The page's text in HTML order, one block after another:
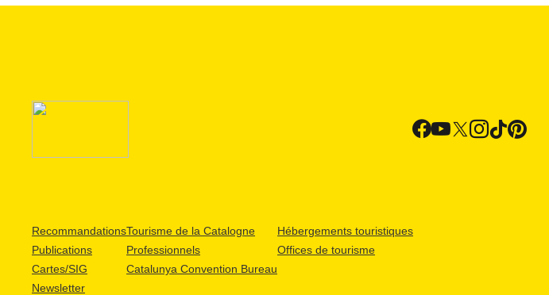
Recommandations
Publications
Cartes/SIG
Newsletter
Tourisme de la Catalogne
Professionnels
Catalunya Convention Bureau
Hébergements touristiques
Offices de tourisme